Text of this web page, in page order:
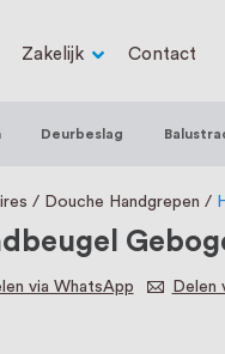
met
we RVS op
bij ons
Zakelijk Contact
Deurbeslag
Douche Handgrepen
via WhatsApp Delen